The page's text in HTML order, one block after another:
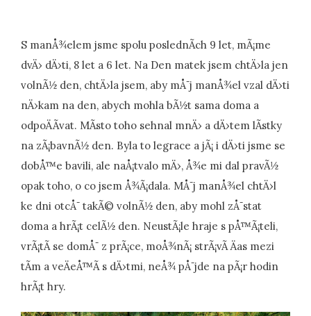
S manÅ¾elem jsme spolu poslednÃ­ch 9 let, mÃ¡me
dvÄ› dÄ›ti, 8 let a 6 let. Na Den matek jsem chtÄ›la jen
volnÃ½ den, chtÄ›la jsem, aby mÅ¯j manÅ¾el vzal dÄ›ti
nÄ›kam na den, abych mohla bÃ½t sama doma a
odpoÄÃ­vat. MÃ­sto toho sehnal mnÄ› a dÄ›tem lÃ­stky
na zÃ¡bavnÃ½ den. Byla to legrace a jÃ¡ i dÄ›ti jsme se
dobÅ™e bavili, ale naÅ¡tvalo mÄ›, Å¾e mi dal pravÃ½
opak toho, o co jsem Å¾Ã¡dala. MÅ¯j manÅ¾el chtÄ›l
ke dni otcÅ¯ takÃ© volnÃ½ den, aby mohl zÅ¯stat
doma a hrÃ¡t celÃ½ den. NeustÃ¡le hraje s pÅ™Ã¡teli,
vrÃ¡tÃ­ se domÅ¯ z prÃ¡ce, moÅ¾nÃ¡ strÃ¡vÃ­ Äas mezi
tÃ­m a veÄeÅ™Ã­ s dÄ›tmi, neÅ¾ pÅ¯jde na pÃ¡r hodin
hrÃ¡t hry.